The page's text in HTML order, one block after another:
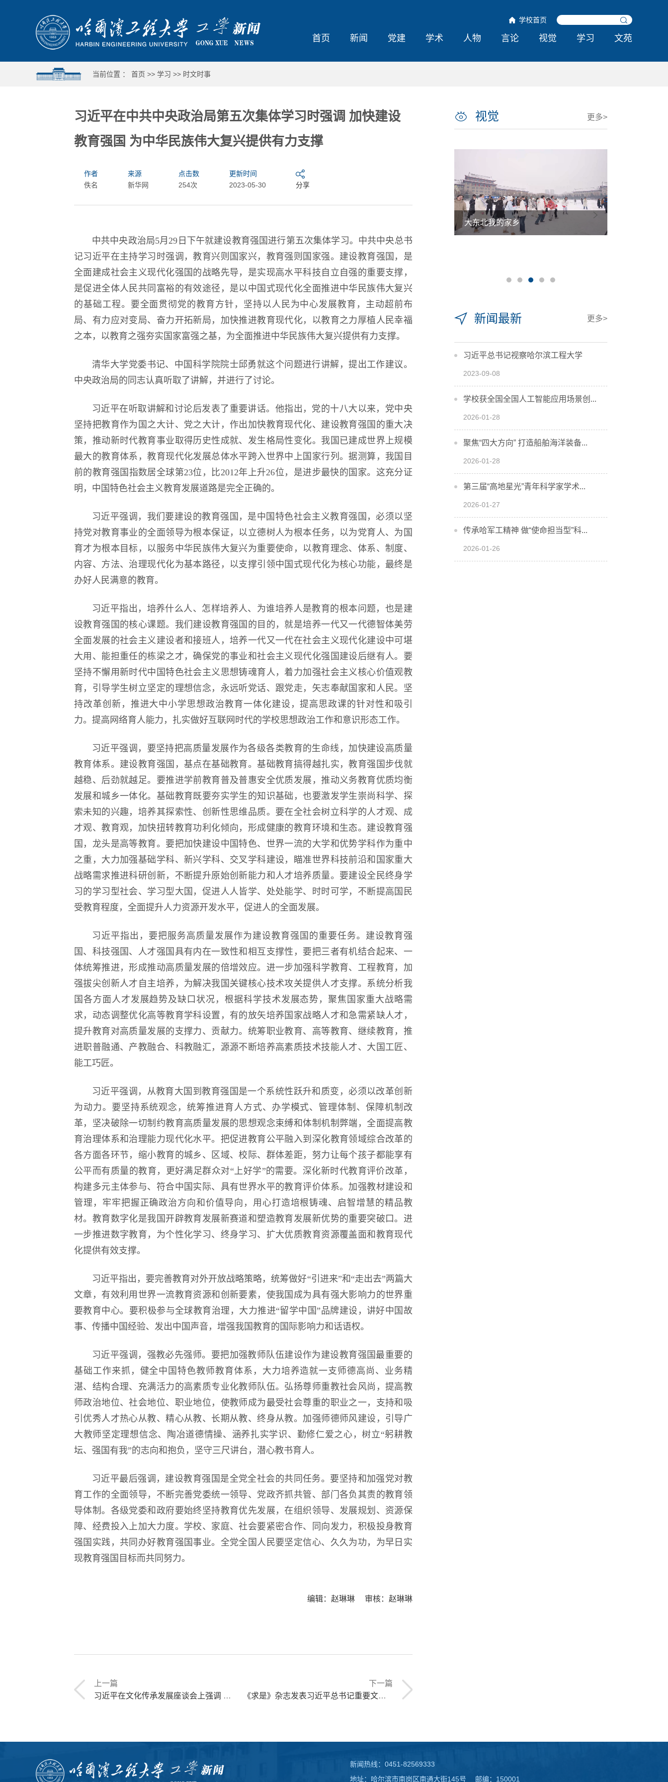
学校首页
首页 新闻 党建 学术 人物 言论 视觉 学习 文苑
当前位置 ： 首页 >> 学习 >> 时文时事
习近平在中共中央政治局第五次集体学习时强调 加快建设
教育强国 为中华民族伟大复兴提供有力支撑
作者
佚名
来源
新华网
点击数
254次
更新时间
2023-05-30
分享
中共中央政治局5月29日下午就建设教育强国进行第五次集体学习。中共中央总书
记习近平在主持学习时强调，教育兴则国家兴，教育强则国家强。建设教育强国，是
全面建成社会主义现代化强国的战略先导，是实现高水平科技自立自强的重要支撑，
是促进全体人民共同富裕的有效途径，是以中国式现代化全面推进中华民族伟大复兴
的基础工程。要全面贯彻党的教育方针，坚持以人民为中心发展教育，主动超前布
局、有力应对变局、奋力开拓新局，加快推进教育现代化，以教育之力厚植人民幸福
之本，以教育之强夯实国家富强之基，为全面推进中华民族伟大复兴提供有力支撑。
清华大学党委书记、中国科学院院士邱勇就这个问题进行讲解，提出工作建议。
中央政治局的同志认真听取了讲解，并进行了讨论。
习近平在听取讲解和讨论后发表了重要讲话。他指出，党的十八大以来，党中央
坚持把教育作为国之大计、党之大计，作出加快教育现代化、建设教育强国的重大决
策，推动新时代教育事业取得历史性成就、发生格局性变化。我国已建成世界上规模
最大的教育体系，教育现代化发展总体水平跨入世界中上国家行列。据测算，我国目
前的教育强国指数居全球第23位，比2012年上升26位，是进步最快的国家。这充分证
明，中国特色社会主义教育发展道路是完全正确的。
习近平强调，我们要建设的教育强国，是中国特色社会主义教育强国，必须以坚
持党对教育事业的全面领导为根本保证，以立德树人为根本任务，以为党育人、为国
育才为根本目标，以服务中华民族伟大复兴为重要使命，以教育理念、体系、制度、
内容、方法、治理现代化为基本路径，以支撑引领中国式现代化为核心功能，最终是
办好人民满意的教育。
习近平指出，培养什么人、怎样培养人、为谁培养人是教育的根本问题，也是建
设教育强国的核心课题。我们建设教育强国的目的，就是培养一代又一代德智体美劳
全面发展的社会主义建设者和接班人，培养一代又一代在社会主义现代化建设中可堪
大用、能担重任的栋梁之才，确保党的事业和社会主义现代化强国建设后继有人。要
坚持不懈用新时代中国特色社会主义思想铸魂育人，着力加强社会主义核心价值观教
育，引导学生树立坚定的理想信念，永远听党话、跟党走，矢志奉献国家和人民。坚
持改革创新，推进大中小学思想政治教育一体化建设，提高思政课的针对性和吸引
力。提高网络育人能力，扎实做好互联网时代的学校思想政治工作和意识形态工作。
习近平强调，要坚持把高质量发展作为各级各类教育的生命线，加快建设高质量
教育体系。建设教育强国，基点在基础教育。基础教育搞得越扎实，教育强国步伐就
越稳、后劲就越足。要推进学前教育普及普惠安全优质发展，推动义务教育优质均衡
发展和城乡一体化。基础教育既要夯实学生的知识基础，也要激发学生崇尚科学、探
索未知的兴趣，培养其探索性、创新性思维品质。要在全社会树立科学的人才观、成
才观、教育观，加快扭转教育功利化倾向，形成健康的教育环境和生态。建设教育强
国，龙头是高等教育。要把加快建设中国特色、世界一流的大学和优势学科作为重中
之重，大力加强基础学科、新兴学科、交叉学科建设，瞄准世界科技前沿和国家重大
战略需求推进科研创新，不断提升原始创新能力和人才培养质量。要建设全民终身学
习的学习型社会、学习型大国，促进人人皆学、处处能学、时时可学，不断提高国民
受教育程度，全面提升人力资源开发水平，促进人的全面发展。
习近平指出，要把服务高质量发展作为建设教育强国的重要任务。建设教育强
国、科技强国、人才强国具有内在一致性和相互支撑性，要把三者有机结合起来、一
体统筹推进，形成推动高质量发展的倍增效应。进一步加强科学教育、工程教育，加
强拔尖创新人才自主培养，为解决我国关键核心技术攻关提供人才支撑。系统分析我
国各方面人才发展趋势及缺口状况，根据科学技术发展态势，聚焦国家重大战略需
求，动态调整优化高等教育学科设置，有的放矢培养国家战略人才和急需紧缺人才，
提升教育对高质量发展的支撑力、贡献力。统筹职业教育、高等教育、继续教育，推
进职普融通、产教融合、科教融汇，源源不断培养高素质技术技能人才、大国工匠、
能工巧匠。
习近平强调，从教育大国到教育强国是一个系统性跃升和质变，必须以改革创新
为动力。要坚持系统观念，统筹推进育人方式、办学模式、管理体制、保障机制改
革，坚决破除一切制约教育高质量发展的思想观念束缚和体制机制弊端，全面提高教
育治理体系和治理能力现代化水平。把促进教育公平融入到深化教育领域综合改革的
各方面各环节，缩小教育的城乡、区域、校际、群体差距，努力让每个孩子都能享有
公平而有质量的教育，更好满足群众对“上好学”的需要。深化新时代教育评价改革，
构建多元主体参与、符合中国实际、具有世界水平的教育评价体系。加强教材建设和
管理，牢牢把握正确政治方向和价值导向，用心打造培根铸魂、启智增慧的精品教
材。教育数字化是我国开辟教育发展新赛道和塑造教育发展新优势的重要突破口。进
一步推进数字教育，为个性化学习、终身学习、扩大优质教育资源覆盖面和教育现代
化提供有效支撑。
习近平指出，要完善教育对外开放战略策略，统筹做好“引进来”和“走出去”两篇大
文章，有效利用世界一流教育资源和创新要素，使我国成为具有强大影响力的世界重
要教育中心。要积极参与全球教育治理，大力推进“留学中国”品牌建设，讲好中国故
事、传播中国经验、发出中国声音，增强我国教育的国际影响力和话语权。
习近平强调，强教必先强师。要把加强教师队伍建设作为建设教育强国最重要的
基础工作来抓，健全中国特色教师教育体系，大力培养造就一支师德高尚、业务精
湛、结构合理、充满活力的高素质专业化教师队伍。弘扬尊师重教社会风尚，提高教
师政治地位、社会地位、职业地位，使教师成为最受社会尊重的职业之一，支持和吸
引优秀人才热心从教、精心从教、长期从教、终身从教。加强师德师风建设，引导广
大教师坚定理想信念、陶冶道德情操、涵养扎实学识、勤修仁爱之心，树立“躬耕教
坛、强国有我”的志向和抱负，坚守三尺讲台，潜心教书育人。
习近平最后强调，建设教育强国是全党全社会的共同任务。要坚持和加强党对教
育工作的全面领导，不断完善党委统一领导、党政齐抓共管、部门各负其责的教育领
导体制。各级党委和政府要始终坚持教育优先发展，在组织领导、发展规划、资源保
障、经费投入上加大力度。学校、家庭、社会要紧密合作、同向发力，积极投身教育
强国实践，共同办好教育强国事业。全党全国人民要坚定信心、久久为功，为早日实
现教育强国目标而共同努力。
编辑：赵琳琳 审核：赵琳琳
上一篇
习近平在文化传承发展座谈会上强调 担负起新的文化使命 努力建设中华民族现代文明
下一篇
《求是》杂志发表习近平总书记重要文章《在学习贯彻习近平新时代中国特色社会主义思想主题教育工作会议上的讲话》
视觉 更多>
逐梦冰雪 燃动工程
第18届国际大学生雪雕大赛
大东北我的家乡
新闻最新 更多>
习近平总书记视察哈尔滨工程大学
2023-09-08
学校获全国全国人工智能应用场景创...
2026-01-28
聚焦“四大方向” 打造船舶海洋装备...
2026-01-28
第三届“高地星光”青年科学家学术...
2026-01-27
传承哈军工精神 做“使命担当型”科...
2026-01-26
新闻热线：0451-82569333
地址：哈尔滨市南岗区南通大街145号 邮编：150001